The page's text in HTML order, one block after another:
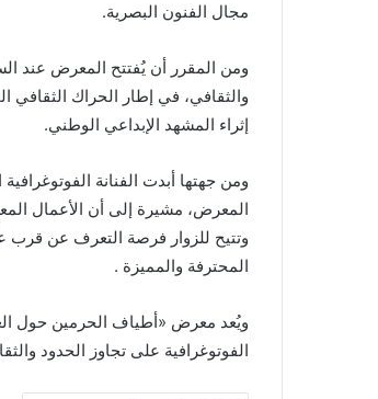
مجال الفنون البصرية.
ومن المقرر أن يُفتتح المعرض عند
والثقافي، في إطار الحراك
إثراء المشهد الإبداعي الوطني.
ومن جهتها أبدت الفنانة
المعرض، مشيرة إلى أن الأعمال
وتتيح للزوار فرصة التعرف عن قرب
المحترفة والمميزة .
ويُعد معرض «أطياف الحرمين حول
الفوتوغرافية على تجاوز الحدود